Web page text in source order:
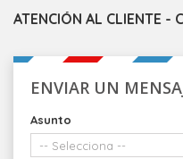
ATENCIÓN AL CLIENTE -
ENVIAR UN
Asunto